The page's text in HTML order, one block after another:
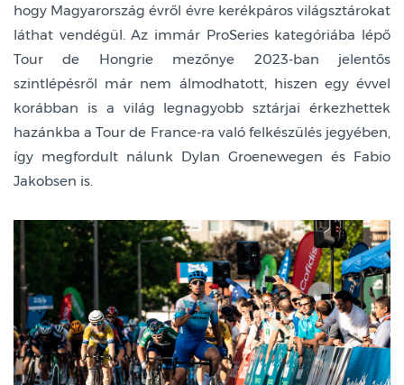
hogy Magyarország évről évre kerékpáros világsztárokat
láthat vendégül. Az immár ProSeries kategóriába lépő
Tour de Hongrie mezőnye 2023-ban jelentős
szintlépésről már nem álmodhatott, hiszen egy évvel
korábban is a világ legnagyobb sztárjai érkezhettek
hazánkba a Tour de France-ra való felkészülés jegyében,
így megfordult nálunk Dylan Groenewegen és Fabio
Jakobsen is.